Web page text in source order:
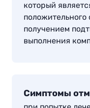
который
получением
выполнения
Симптомы